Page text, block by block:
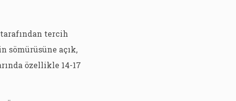
tercih
sömürüsüne açık,
özellikle 14-17